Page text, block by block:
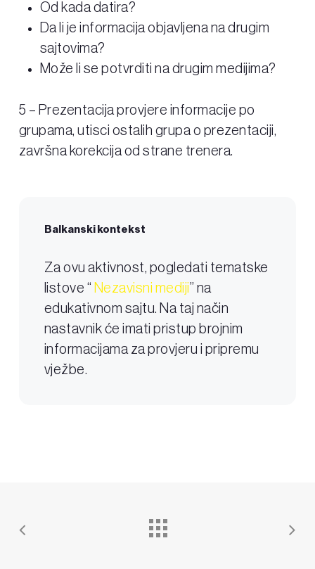
Od kada datira?
Da li je informacija objavljena na drugim
sajtovima?
Može li se potvrditi na drugim medijima?
5 – Prezentacija provjere informacije po
grupama, utisci ostalih grupa o prezentaciji,
završna korekcija od strane trenera.
Balkanski kontekst
Za ovu aktivnost, pogledati tematske
listove “ Nezavisni mediji” na
edukativnom sajtu. Na taj način
nastavnik će imati pristup brojnim
informacijama za provjeru i pripremu
vježbe.